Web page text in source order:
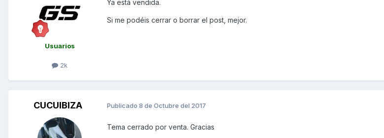
Usuarios
2k
Ya está vendida.
Si me podéis cerrar o borrar el post, mejor.
CUCUIBIZA Publicado 8 de Octubre del 2017
Tema cerrado por venta. Gracias